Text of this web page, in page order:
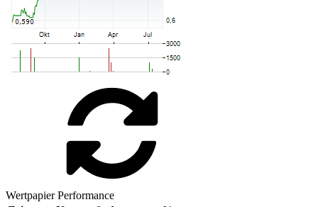
Wertpapier Performance